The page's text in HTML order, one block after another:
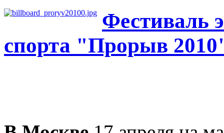
Фестиваль
спорта "Прорыв